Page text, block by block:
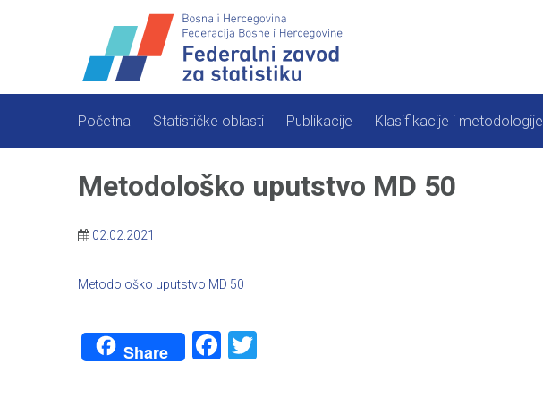
Početna Statističke oblasti Publikacije Klasifikacije i metodologije
Metodološko uputstvo MD 50
02.02.2021
Metodološko uputstvo MD 50
Share Facebook